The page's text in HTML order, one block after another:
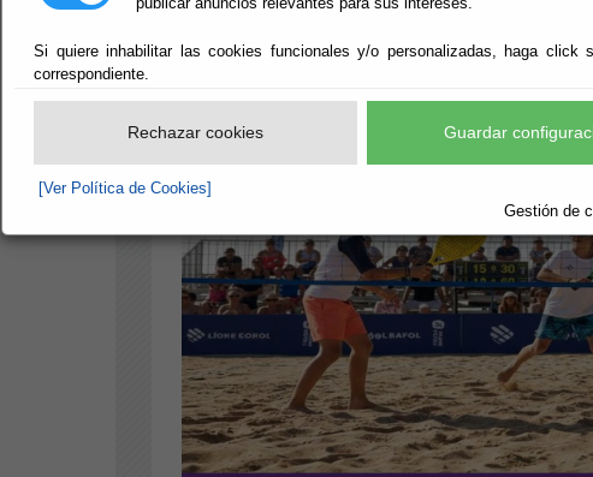
Si quiere inhabilitar las cookies funcionales y/o personalizadas, haga click
correspondiente.
Rechazar cookies Guardar
[Ver Política de Cookies]
Gestión de